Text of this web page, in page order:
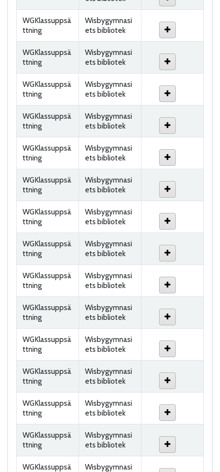
WGKlassuppsä
ttning
Wisbygymnasi
ets bibliotek
WGKlassuppsä
ttning
Wisbygymnasi
ets bibliotek
WGKlassuppsä
ttning
Wisbygymnasi
ets bibliotek
WGKlassuppsä
ttning
Wisbygymnasi
ets bibliotek
WGKlassuppsä
ttning
Wisbygymnasi
ets bibliotek
WGKlassuppsä
ttning
Wisbygymnasi
ets bibliotek
WGKlassuppsä
ttning
Wisbygymnasi
ets bibliotek
WGKlassuppsä
ttning
Wisbygymnasi
ets bibliotek
WGKlassuppsä
ttning
Wisbygymnasi
ets bibliotek
WGKlassuppsä
ttning
Wisbygymnasi
ets bibliotek
WGKlassuppsä
ttning
Wisbygymnasi
ets bibliotek
WGKlassuppsä
ttning
Wisbygymnasi
ets bibliotek
WGKlassuppsä
ttning
Wisbygymnasi
ets bibliotek
WGKlassuppsä
ttning
Wisbygymnasi
ets bibliotek
WGKlassuppsä
Wisbygymnasi